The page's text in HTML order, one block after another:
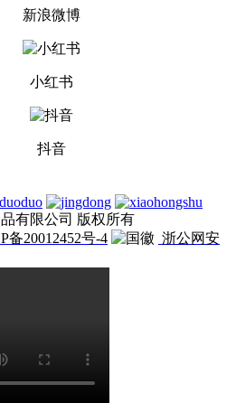
新浪微博
小红书
抖音
有限公司 版权所有
备20012452号-4
浙公网安